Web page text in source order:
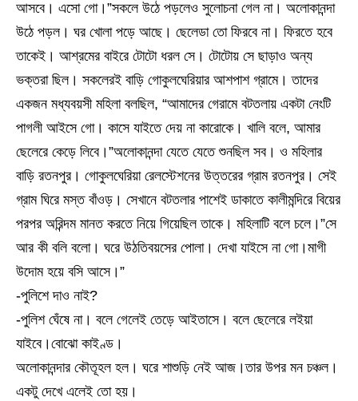
আসবে। এসো গো।”সকলে উঠে পড়লেও সুলোচনা গেল না। অলোকানন্দা
উঠে পড়ল। ঘর খোলা পড়ে আছে। ছেলেডা তো ফিরবে না। ফিরতে হবে
তাকেই। আশ্রমের বাইরে টোটো ধরল সে। টোটোয় সে ছাড়াও অন্য
ভক্তরা ছিল। সকলেরই বাড়ি গোকুলঘেরিয়ার আশপাশ গ্রামে। তাদের
একজন মধ্যবয়সী মহিলা বলছিল, “আমাদের গেরামে বটতলায় একটা নেংটি
পাগলী আইসে গো। কাসে যাইতে দেয় না কারোকে। খালি বলে, আমার
ছেলেরে কেড়ে লিবে।”অলোকানন্দা যেতে যেতে শুনছিল সব। ও মহিলার
বাড়ি রতনপুর। গোকুলঘেরিয়া রেলস্টেশনের উত্তরের গ্রাম রতনপুর। সেই
গ্রাম ঘিরে মস্ত বাঁওড়। সেখানে বটতলার পাশেই ডাকাতে কালীমন্দিরে বিয়ের
পরপর অরিন্দম মানত করতে নিয়ে গিয়েছিল তাকে। মহিলাটি বলে চলে।”সে
আর কী বলি বলো। ঘরে উঠতিবয়সের পোলা। দেখা যাইসে না গো।মাগী
উদোম হয়ে বসি আসে।”
-পুলিশে দাও নাই?
-পুলিশ ঘেঁষে না। বলে গেলেই তেড়ে আইতাসে। বলে ছেলেরে লইয়া
যাইবে।বোঝো কাইণ্ড।
অলোকানন্দার কৌতূহল হল। ঘরে শাশুড়ি নেই আজ।তার উপর মন চঞ্চল।
একটু দেখে এলেই তো হয়।